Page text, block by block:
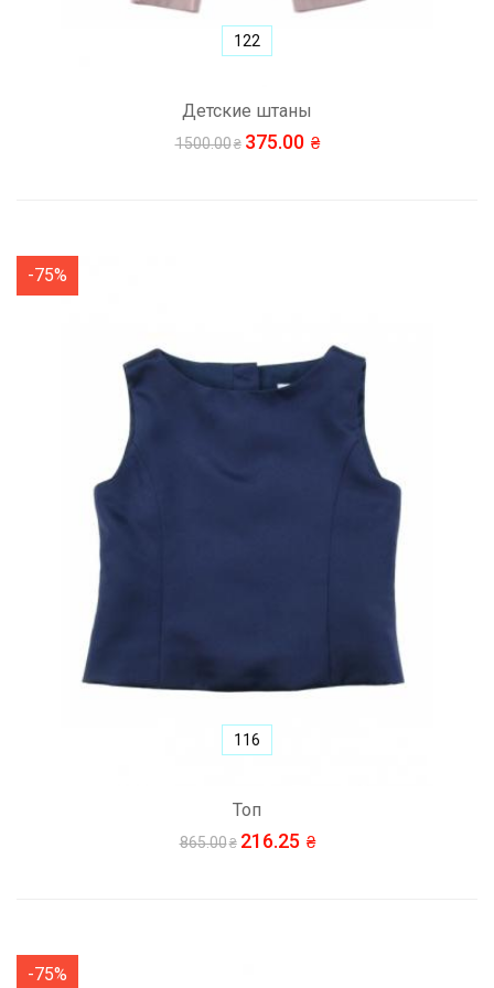
Детские штаны
1500.00 375.00
122
-75%
Топ
865.00 216.25
116
-75%